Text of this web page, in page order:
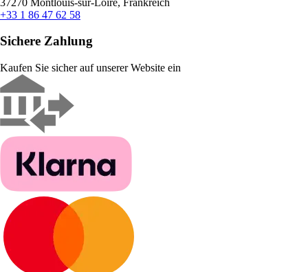
+33 1 86 47 62 58
Sichere Zahlung
Kaufen Sie sicher auf unserer Website ein